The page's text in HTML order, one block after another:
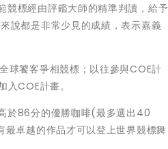
競標經由評鑑大師的精準判讀，給予
說都是非常少見的成績，表示嘉義
球饕客爭相競標；以往參與COE計
COE計畫。
於86分的優勝咖啡(最多選出40
卓越的作品才可以登上世界競標舞